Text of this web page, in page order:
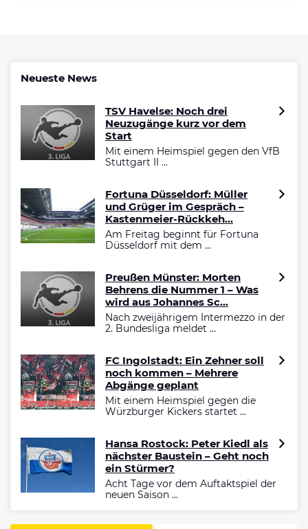
Neueste News
TSV Havelse: Noch drei
Neuzugänge kurz vor dem
Start
Mit einem Heimspiel gegen den VfB
Stuttgart II ...
Fortuna Düsseldorf: Müller
und Grüger im Gespräch –
Kastenmeier-Rückkeh...
Am Freitag beginnt für Fortuna
Düsseldorf mit dem ...
Preußen Münster: Morten
Behrens die Nummer 1 – Was
wird aus Johannes Sc...
Nach zweijährigem Intermezzo in der
2. Bundesliga meldet ...
FC Ingolstadt: Ein Zehner soll
noch kommen – Mehrere
Abgänge geplant
Mit einem Heimspiel gegen die
Würzburger Kickers startet ...
Hansa Rostock: Peter Kiedl als
nächster Baustein – Geht noch
ein Stürmer?
Acht Tage vor dem Auftaktspiel der
neuen Saison ...